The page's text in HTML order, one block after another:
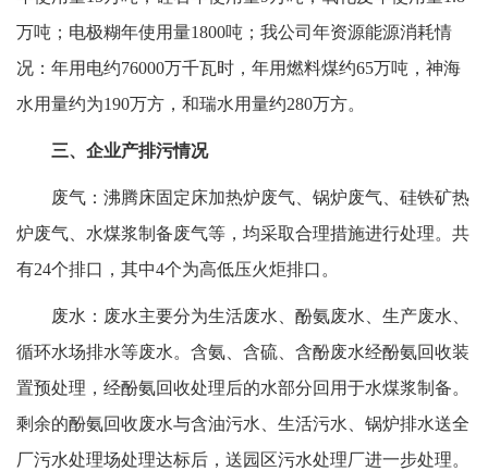
万吨；电极糊年使用量1800吨；我公司年资源能源消耗情
况：年用电约76000万千瓦时，年用燃料煤约65万吨，神海
水用量约为190万方，和瑞水用量约280万方。
三、企业产排污情况
废气：沸腾床固定床加热炉废气、锅炉废气、硅铁矿热
炉废气、水煤浆制备废气等，均采取合理措施进行处理。共
有24个排口，其中4个为高低压火炬排口。
废水：废水主要分为生活废水、酚氨废水、生产废水、
循环水场排水等废水。含氨、含硫、含酚废水经酚氨回收装
置预处理，经酚氨回收处理后的水部分回用于水煤浆制备。
剩余的酚氨回收废水与含油污水、生活污水、锅炉排水送全
厂污水处理场处理达标后，送园区污水处理厂进一步处理。